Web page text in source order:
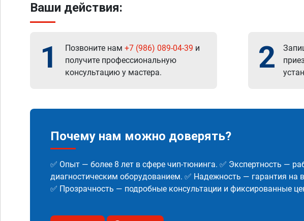
Ваши действия:
1 Позвоните нам +7 (986) 089-04-39 и
получите профессиональную
консультацию у мастера.
2
Почему нам можно доверять?
✅ Опыт — более 8 лет в сфере чип-тюнинга. ✅ Экспертность —
диагностическим оборудованием. ✅ Надежность — гарантия на
✅ Прозрачность — подробные консультации и фиксированные